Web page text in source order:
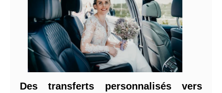
Des transferts personnalisés vers